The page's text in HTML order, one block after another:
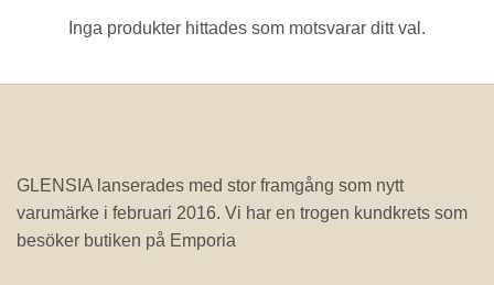
Inga produkter hittades som motsvarar ditt val.
GLENSIA lanserades med stor framgång som nytt
varumärke i februari 2016. Vi har en trogen kundkrets som
besöker butiken på Emporia